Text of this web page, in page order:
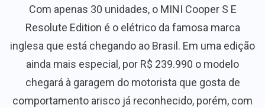
Com apenas 30 unidades, o MINI Cooper S E
Resolute Edition é o elétrico da famosa marca
inglesa que está chegando ao Brasil. Em uma edição
ainda mais especial, por R$ 239.990 o modelo
chegará à garagem do motorista que gosta de
comportamento arisco já reconhecido, porém, com